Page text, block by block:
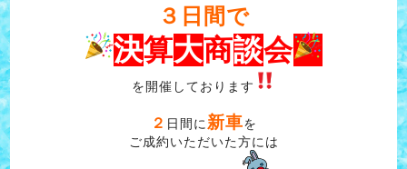
３日間で
決算大商談会
を開催しております
２ 日間に 新車を
ご成約いただいた方には